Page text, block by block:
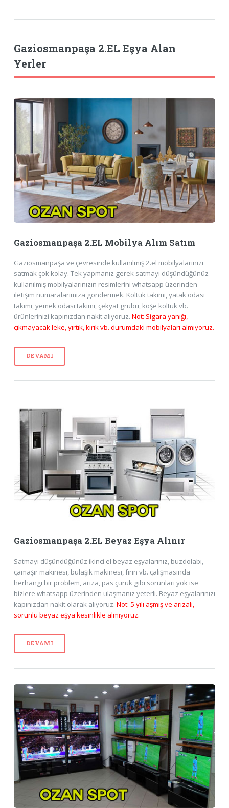
Gaziosmanpaşa 2.EL Eşya Alan
Yerler
Gaziosmanpaşa 2.EL Mobilya Alım Satım
Gaziosmanpaşa ve çevresinde kullanılmış 2.el mobilyalarınızı
satmak çok kolay. Tek yapmanız gerek satmayı düşündüğünüz
kullanılmış mobilyalarınızın resimlerini whatsapp üzerinden
iletişim numaralarımıza göndermek. Koltuk takımı, yatak odası
takımı, yemek odası takımı, çekyat grubu, köşe koltuk vb.
ürünlerinizi kapınızdan nakit alıyoruz. Not: Sigara yanığı,
çıkmayacak leke, yırtık, kırık vb. durumdaki mobilyaları almıyoruz.
DEVAMI
Gaziosmanpaşa 2.EL Beyaz Eşya Alınır
Satmayı düşündüğünüz ikinci el beyaz eşyalarınız, buzdolabı,
çamaşır makinesi, bulaşık makinesi, fırın vb. çalışmasında
herhangi bir problem, arıza, pas çürük gibi sorunları yok ise
bizlere whatsapp üzerinden ulaşmanız yeterli. Beyaz eşyalarınızı
kapınızdan nakit olarak alıyoruz. Not: 5 yılı aşmış ve arızalı,
sorunlu beyaz eşya kesinlikle almıyoruz.
DEVAMI